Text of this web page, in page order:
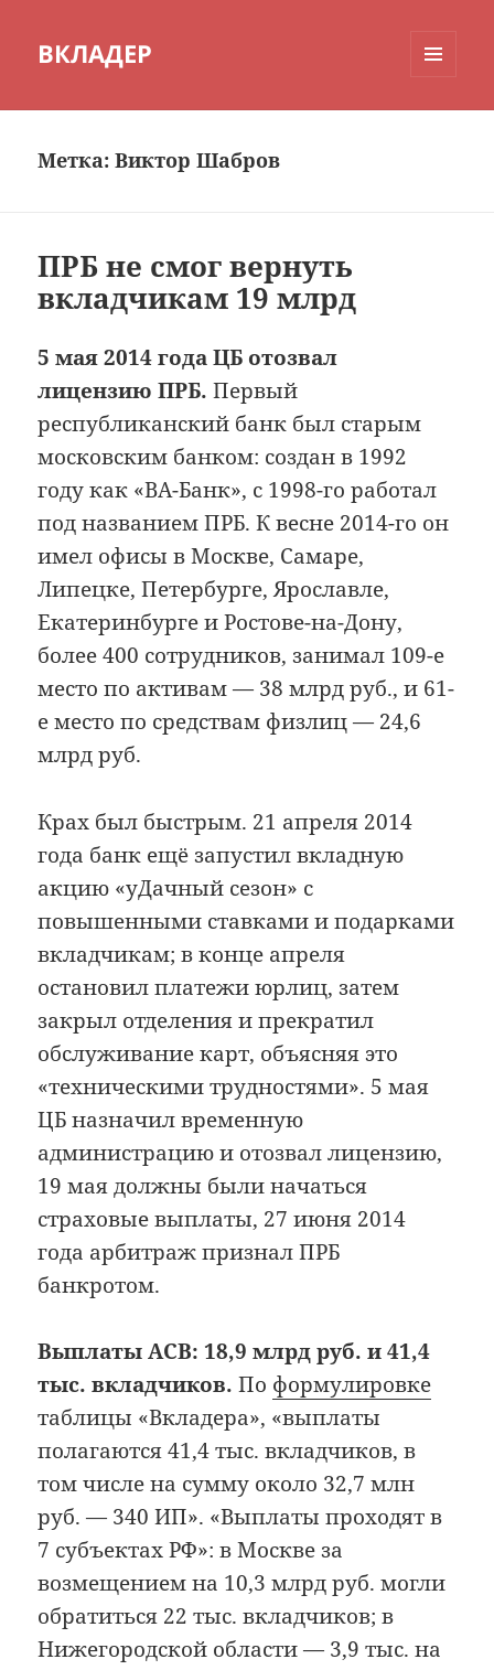
ВКЛАДЕР
Метка:Виктор Шабров
ПРБ не смог вернуть
вкладчикам 19 млрд
5 мая 2014 года ЦБ отозвал
лицензию ПРБ. Первый
республиканский банк был старым
московским банком: создан в 1992
году как «ВА-Банк», с 1998-го работал
под названием ПРБ. К весне 2014-го он
имел офисы в Москве, Самаре,
Липецке, Петербурге, Ярославле,
Екатеринбурге и Ростове-на-Дону,
более 400 сотрудников, занимал 109-е
место по активам — 38 млрд руб., и 61-
е место по средствам физлиц — 24,6
млрд руб.
Крах был быстрым. 21 апреля 2014
года банк ещё запустил вкладную
акцию «уДачный сезон» с
повышенными ставками и подарками
вкладчикам; в конце апреля
остановил платежи юрлиц, затем
закрыл отделения и прекратил
обслуживание карт, объясняя это
«техническими трудностями». 5 мая
ЦБ назначил временную
администрацию и отозвал лицензию,
19 мая должны были начаться
страховые выплаты, 27 июня 2014
года арбитраж признал ПРБ
банкротом.
Выплаты АСВ: 18,9 млрд руб. и 41,4
тыс. вкладчиков. По формулировке
таблицы «Вкладера», «выплаты
полагаются 41,4 тыс. вкладчиков, в
том числе на сумму около 32,7 млн
руб. — 340 ИП». «Выплаты проходят в
7 субъектах РФ»: в Москве за
возмещением на 10,3 млрд руб. могли
обратиться 22 тыс. вкладчиков; в
Нижегородской области — 3,9 тыс. на